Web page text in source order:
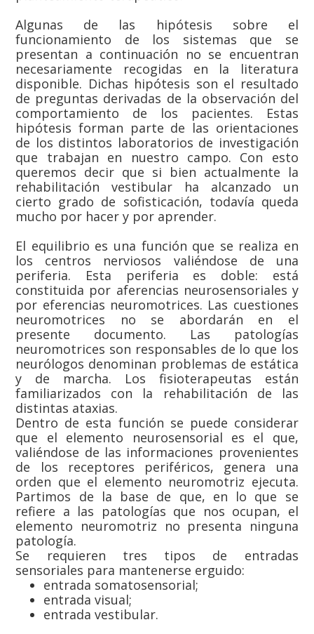
Algunas de las hipótesis sobre el
funcionamiento de los sistemas que se
presentan a continuación no se encuentran
necesariamente recogidas en la literatura
disponible. Dichas hipótesis son el resultado
de preguntas derivadas de la observación del
comportamiento de los pacientes. Estas
hipótesis forman parte de las orientaciones
de los distintos laboratorios de investigación
que trabajan en nuestro campo. Con esto
queremos decir que si bien actualmente la
rehabilitación vestibular ha alcanzado un
cierto grado de sofisticación, todavía queda
mucho por hacer y por aprender.
El equilibrio es una función que se realiza en
los centros nerviosos valiéndose de una
periferia. Esta periferia es doble: está
constituida por aferencias neurosensoriales y
por eferencias neuromotrices. Las cuestiones
neuromotrices no se abordarán en el
presente documento. Las patologías
neuromotrices son responsables de lo que los
neurólogos denominan problemas de estática
y de marcha. Los fisioterapeutas están
familiarizados con la rehabilitación de las
distintas ataxias.
Dentro de esta función se puede considerar
que el elemento neurosensorial es el que,
valiéndose de las informaciones provenientes
de los receptores periféricos, genera una
orden que el elemento neuromotriz ejecuta.
Partimos de la base de que, en lo que se
refiere a las patologías que nos ocupan, el
elemento neuromotriz no presenta ninguna
patología.
Se requieren tres tipos de entradas
sensoriales para mantenerse erguido:
entrada somatosensorial;
entrada visual;
entrada vestibular.